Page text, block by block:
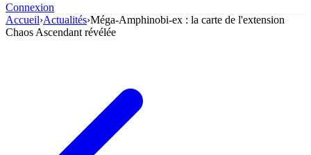
Connexion
Accueil›Actualités›Méga-Amphinobi-ex : la carte de l'extension
Chaos Ascendant révélée